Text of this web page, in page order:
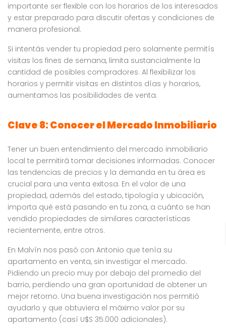
importante ser flexible con los horarios de los interesados
y estar preparado para discutir ofertas y condiciones de
manera profesional.
Si intentás vender tu propiedad pero solamente permitís
visitas los fines de semana, limita sustancialmente la
cantidad de posibles compradores. Al flexibilizar los
horarios y permitir visitas en distintos días y horarios,
aumentamos las posibilidades de venta.
Clave 8: Conocer el Mercado Inmobiliario
Tener un buen entendimiento del mercado inmobiliario
local te permitirá tomar decisiones informadas. Conocer
las tendencias de precios y la demanda en tu área es
crucial para una venta exitosa. En el valor de una
propiedad, además del estado, tipología y ubicación,
importa qué está pasando en tu zona, a cuánto se han
vendido propiedades de similares características
recientemente, entre otros.
En Malvín nos pasó con Antonio que tenía su
apartamento en venta, sin investigar el mercado.
Pidiendo un precio muy por debajo del promedio del
barrio, perdiendo una gran oportunidad de obtener un
mejor retorno. Una buena investigación nos permitió
ayudarlo y que obtuviera el máximo valor por su
apartamento (casí U$S 35.000 adicionales).